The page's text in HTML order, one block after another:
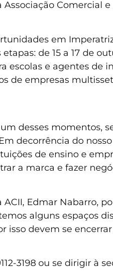
Comercial
em
de 15 a 17 de
escolas e agentes de
de empresas
desses momentos,
decorrência do
de ensino e
a marca e fazer
Edmar Nabarro,
alguns espaços
isso devem se
3198 ou se dirigir à